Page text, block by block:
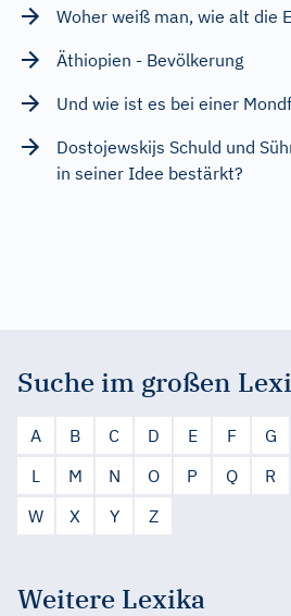
Woher weiß man, wie alt die
Äthiopien - Bevölkerung
Und wie ist es bei einer
Dostojewskijs Schuld und
in seiner Idee bestärkt?
Suche im großen
A B C D E F G
L
M N O P Q R
W
X Y Z
Weitere Lexika